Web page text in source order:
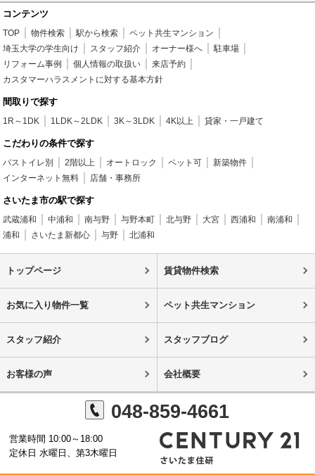
コンテンツ
TOP 物件検索 駅から検索
ペット共生マンション
埼玉大学の学生向け
スタッフ紹介 オーナー様へ
駐車場
リフォーム事例
個人情報の取扱い
来店予約
カスタマーハラスメントに対する基本方針
間取りで探す
1R～1DK 1LDK～2LDK 3K～3LDK 4K以上 貸家・一戸建て
こだわりの条件で探す
バストイレ別 2階以上 オートロック ペット可
新築物件
インターネット無料
店舗・事務所
さいたま市の駅で探す
武蔵浦和 中浦和 南与野 与野本町 北与野 大宮 西浦和
南浦和
浦和
さいたま新都心 与野 北浦和
トップページ 賃貸物件検索
お気に入り物件一覧 ペット共生マンション
スタッフ紹介 スタッフブログ
お客様の声 会社概要
048-859-4661
営業時間 10:00～18:00
定休日 水曜日、第3木曜日